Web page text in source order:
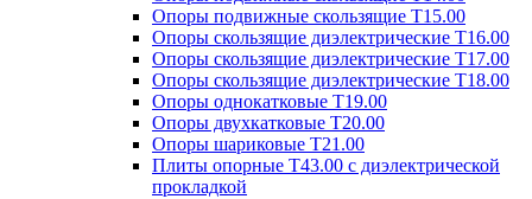
Опоры подвижные скользящие Т15.00
Опоры скользящие диэлектрические Т16.00
Опоры скользящие диэлектрические Т17.00
Опоры скользящие диэлектрические Т18.00
Опоры однокатковые Т19.00
Опоры двухкатковые Т20.00
Опоры шариковые Т21.00
Плиты опорные Т43.00 с диэлектрической
прокладкой